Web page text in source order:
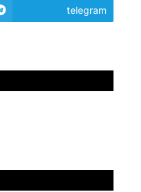
telegram